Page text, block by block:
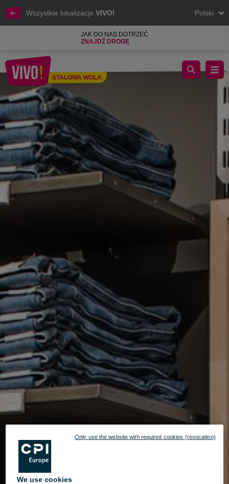
Wszystkie lokalizacje VIVO! Polski
JAK DO NAS DOTRZEĆ
ZNAJDŹ DROGĘ
Stalowa Wola
STALOWA WOLA
Dżinsy, bluzy, moda, buty i akcesoria
We use cookies
Only use the website with required cookies (revocation)